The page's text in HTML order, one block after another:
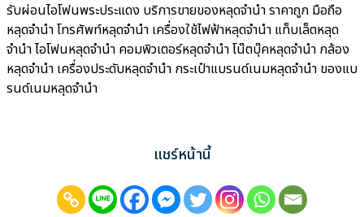
รับผ่อนไอโฟนพระประแดง บริการขายของหลุดจำนำ ราคาถูก มือถือ
หลุดจำนำ โทรศัพท์หลุดจำนำ เครื่องใช้ไฟฟ้าหลุดจำนำ แท็บเล็ตหลุด
จำนำ ไอโฟนหลุดจำนำ คอมพิวเตอร์หลุดจำนำ โน๊ตบุ๊คหลุดจำนำ กล้อง
หลุดจำนำ เครื่องประดับหลุดจำนำ กระเป๋าแบรนด์เนมหลุดจำนำ ของแบ
รนด์เนมหลุดจำนำ
แชร์หน้านี้